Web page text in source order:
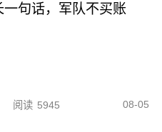
句话，军队不买账
阅读 5945 08-05